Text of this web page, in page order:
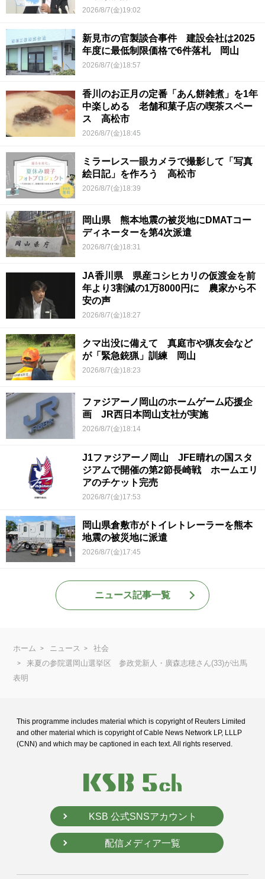
2026/8/7(金)19:02
新見市の官製談合事件 建設会社は2025
年度に最低制限価格で6件落札 岡山
2026/8/7(金)18:57
香川のお正月の定番「あん餅雑煮」を1年
中楽しめる 老舗和菓子店の喫茶スペー
ス 高松市
2026/8/7(金)18:45
ミラーレス一眼カメラで撮影して「写真
絵日記」を作ろう 高松市
2026/8/7(金)18:39
岡山県 熊本地震の被災地にDMATコー
ディネーターを第4次派遣
2026/8/7(金)18:31
JA香川県 県産コシヒカリの仮渡金を前
年より3割減の1万8000円に 農家から不
安の声
2026/8/7(金)18:27
クマ出没に備えて 真庭市や猟友会など
が「緊急銃猟」訓練 岡山
2026/8/7(金)18:23
ファジアーノ岡山のホームゲーム応援企
画 JR西日本岡山支社が実施
2026/8/7(金)18:14
J1ファジアーノ岡山 JFE晴れの国スタ
ジアムで開催の第2節長崎戦 ホームエリ
アのチケット完売
2026/8/7(金)17:53
岡山県倉敷市がトイレトレーラーを熊本
地震の被災地に派遣
2026/8/7(金)17:45
ニュース記事一覧
ホーム ニュース
社会
来夏の参院選岡山選挙区 参政党新人・廣森志穂さん(33)が出馬
表明
This programme includes material which is copyright of Reuters Limited
and other material which is copyright of Cable News Network LP, LLLP
(CNN) and which may be captioned in each text. All rights reserved.
KSB 公式SNSアカウント
配信メディア一覧